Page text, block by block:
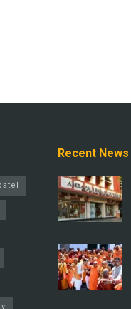
Recent News